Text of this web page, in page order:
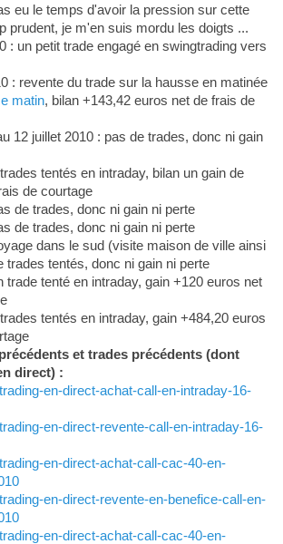
eu le temps d'avoir la pression sur cette
prudent, je m'en suis mordu les doigts ...
: un petit trade engagé en swingtrading vers
: revente du trade sur la hausse en matinée
matin, bilan +143,42 euros net de frais de
12 juillet 2010 : pas de trades, donc ni gain
tentés en intraday, bilan un gain de
de courtage
de trades, donc ni gain ni perte
de trades, donc ni gain ni perte
dans le sud (visite maison de ville ainsi
trades tentés, donc ni gain ni perte
trade tenté en intraday, gain +120 euros net
tentés en intraday, gain +484,20 euros
et trades précédents (dont
direct) :
en-direct-achat-call-en-intraday-16-
en-direct-revente-call-en-intraday-16-
en-direct-achat-call-cac-40-en-
en-direct-revente-en-benefice-call-en-
en-direct-achat-call-cac-40-en-